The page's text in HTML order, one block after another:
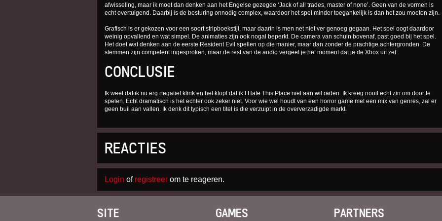
afwisseling, maar ik moet dan denken aan het Engelse gezegde ‘Jack of all trades, master of none’. Geen van de vormen is
echt overtuigend. Daarbij is de besturing onnodig complex, waardoor het spel minder toegankelijk is dan het zou moeten zijn.
Grafisch is er gekozen voor een soort stripboekstijl, maar daarin is men net niet ver genoeg gegaan. Het spel oogt daardoor
weinig opvallend en wat simpel. De animaties zijn ook nogal beperkt. De camera van schuin bovenaf, past goed bij het spel.
Het doet wat denken aan de eerste Resident Evil spellen op die manier, maar dan zonder de prachtige achtergronden. De
stemmen zijn competent ingesproken, maar de rest van de audio vergeet je het moment dat je de Xbox uit zet.
CONCLUSIE
Ik weet dat ik nu erg negatief klink en het klopt dat ik I Hate This Place niet aan wil raden. Ik kreeg nooit echt zin om door te
spelen. Echt dramatisch is het echter ook zeker niet. Voor wie wel houdt van een horror game met een mix van genres, zal er
geen buil aan vallen. Ik denk dit typisch een titel is die verzuipt in de oververzadigde markt.
REACTIES
Login of registreer om te reageren.
SITE GAMES PARTNERS